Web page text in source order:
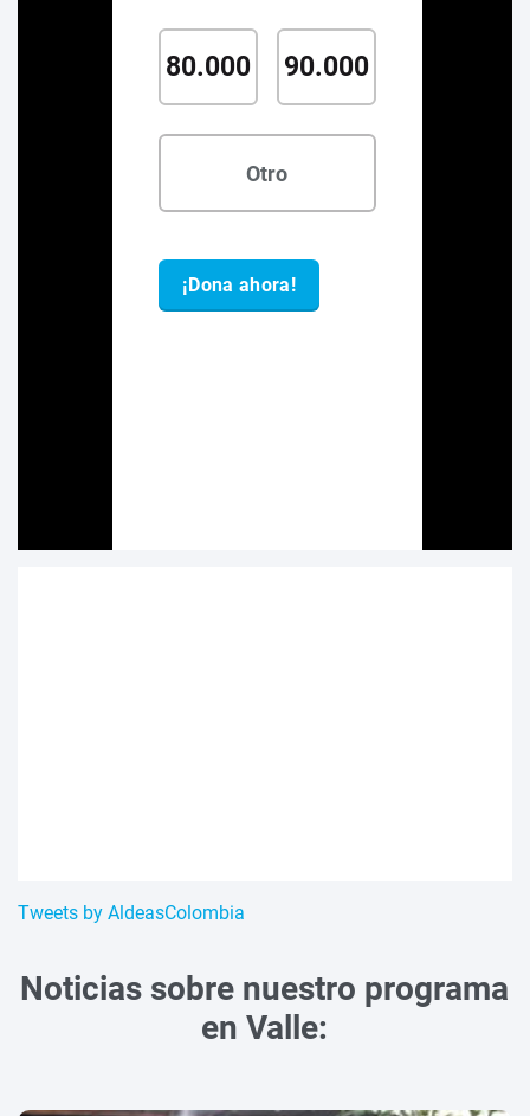
Tweets by AldeasColombia
Noticias sobre nuestro programa
en Valle: